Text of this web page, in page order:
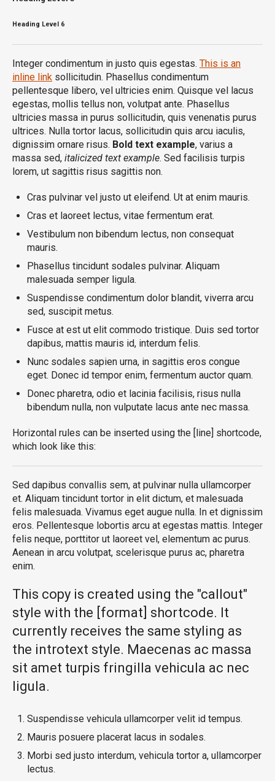
Heading Level 6
Integer condimentum in justo quis egestas. This is an
inline link sollicitudin. Phasellus condimentum
pellentesque libero, vel ultricies enim. Quisque vel lacus
egestas, mollis tellus non, volutpat ante. Phasellus
ultricies massa in purus sollicitudin, quis venenatis purus
ultrices. Nulla tortor lacus, sollicitudin quis arcu iaculis,
dignissim ornare risus. Bold text example, varius a
massa sed, italicized text example. Sed facilisis turpis
lorem, ut sagittis risus sagittis non.
Cras pulvinar vel justo ut eleifend. Ut at enim mauris.
Cras et laoreet lectus, vitae fermentum erat.
Vestibulum non bibendum lectus, non consequat
mauris.
Phasellus tincidunt sodales pulvinar. Aliquam
malesuada semper ligula.
Suspendisse condimentum dolor blandit, viverra arcu
sed, suscipit metus.
Fusce at est ut elit commodo tristique. Duis sed tortor
dapibus, mattis mauris id, interdum felis.
Nunc sodales sapien urna, in sagittis eros congue
eget. Donec id tempor enim, fermentum auctor quam.
Donec pharetra, odio et lacinia facilisis, risus nulla
bibendum nulla, non vulputate lacus ante nec massa.
Horizontal rules can be inserted using the [line] shortcode,
which look like this:
Sed dapibus convallis sem, at pulvinar nulla ullamcorper
et. Aliquam tincidunt tortor in elit dictum, et malesuada
felis malesuada. Vivamus eget augue nulla. In et dignissim
eros. Pellentesque lobortis arcu at egestas mattis. Integer
felis neque, porttitor ut laoreet vel, elementum ac purus.
Aenean in arcu volutpat, scelerisque purus ac, pharetra
enim.
This copy is created using the "callout"
style with the [format] shortcode. It
currently receives the same styling as
the introtext style. Maecenas ac massa
sit amet turpis fringilla vehicula ac nec
ligula.
Suspendisse vehicula ullamcorper velit id tempus.
Mauris posuere placerat lacus in sodales.
Morbi sed justo interdum, vehicula tortor a, ullamcorper
lectus.